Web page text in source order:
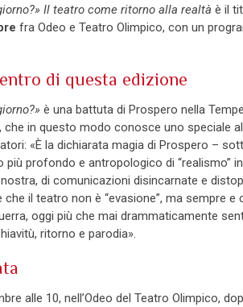
Il teatro come ritorno alla realtà è il
fra Odeo e Teatro Olimpico, con un
di questa edizione
è una battuta di Prospero nella
che in questo modo conosce uno speciale
«È la dichiarata magia di Prospero –
più profondo e antropologico di “realismo”
nostra, di comunicazioni disincarnate e
il teatro non è “evasione”, ma sempre
oggi più che mai drammaticamente
ritorno e parodia».
alle 10, nell’Odeo del Teatro Olimpico,